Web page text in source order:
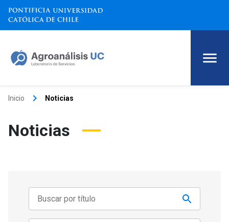
Inicio keyboard_arrow_right Noticias
Noticias